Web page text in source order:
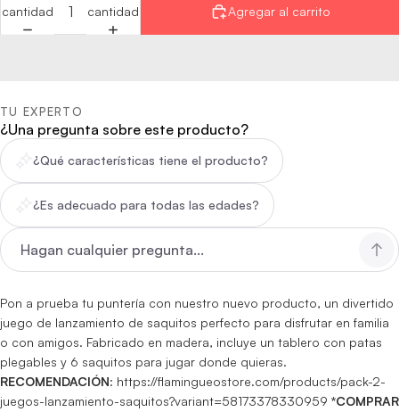
cantidad
cantidad
Agregar al carrito
TU EXPERTO
¿Una pregunta sobre este producto?
¿Qué características tiene el producto?
¿Es adecuado para todas las edades?
Pon a prueba tu puntería con nuestro nuevo producto, un divertido
juego de lanzamiento de saquitos perfecto para disfrutar en familia
o con amigos. Fabricado en madera, incluye un tablero con patas
plegables y 6 saquitos para jugar donde quieras.
RECOMENDACIÓN: https://flamingueostore.com/products/pack-2-
juegos-lanzamiento-saquitos?variant=58173378330959 *COMPRAR